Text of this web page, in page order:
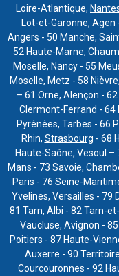
Loire-Atlantique,
Lot-et-Garonne,
Angers - 50 Manche,
52 Haute-Marne,
Moselle, Nancy - 55
Moselle, Metz - 58
– 61 Orne, Alençon -
Clermont-Ferrand - 64
Pyrénées, Tarbes - 66
Rhin, Strasbourg - 68
Haute-Saône, Vesoul –
Mans - 73 Savoie,
Paris - 76 Seine-
Yvelines, Versailles - 79
81 Tarn, Albi - 82 Tarn-
Vaucluse, Avignon -
Poitiers - 87 Haute-
Auxerre - 90
Courcouronnes - 92